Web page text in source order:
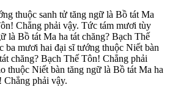
thuộc sanh tử tăng ngữ là Bồ tát Ma
Chẳng phải vậy. Tức tám mươi tùy
là Bồ tát Ma ha tát chăng? Bạch Thế
ba mươi hai đại sĩ tướng thuộc Niết bàn
chăng? Bạch Thế Tôn! Chẳng phải
thuộc Niết bàn tăng ngữ là Bồ tát Ma ha
Chẳng phải vậy.